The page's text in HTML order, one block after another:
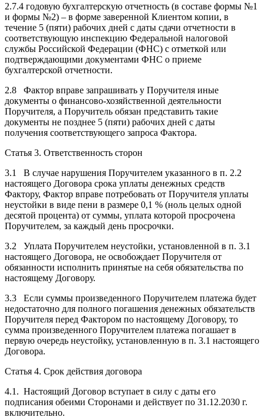
2.7.4 годовую бухгалтерскую отчетность (в составе формы №1
и формы №2) – в форме заверенной Клиентом копии, в
течение 5 (пяти) рабочих дней с даты сдачи отчетности в
соответствующую инспекцию Федеральной налоговой
службы Российской Федерации (ФНС) с отметкой или
подтверждающими документами ФНС о приеме
бухгалтерской отчетности.
2.8 Фактор вправе запрашивать у Поручителя иные
документы о финансово-хозяйственной деятельности
Поручителя, а Поручитель обязан представить такие
документы не позднее 5 (пяти) рабочих дней с даты
получения соответствующего запроса Фактора.
Статья 3. Ответственность сторон
3.1 В случае нарушения Поручителем указанного в п. 2.2
настоящего Договора срока уплаты денежных средств
Фактору, Фактор вправе потребовать от Поручителя уплаты
неустойки в виде пени в размере 0,1 % (ноль целых одной
десятой процента) от суммы, уплата которой просрочена
Поручителем, за каждый день просрочки.
3.2 Уплата Поручителем неустойки, установленной в п. 3.1
настоящего Договора, не освобождает Поручителя от
обязанности исполнить принятые на себя обязательства по
настоящему Договору.
3.3 Если суммы произведенного Поручителем платежа будет
недостаточно для полного погашения денежных обязательств
Поручителя перед Фактором по настоящему Договору, то
сумма произведенного Поручителем платежа погашает в
первую очередь неустойку, установленную в п. 3.1 настоящего
Договора.
Статья 4. Срок действия договора
4.1. Настоящий Договор вступает в силу с даты его
подписания обеими Сторонами и действует по 31.12.2030 г.
включительно.